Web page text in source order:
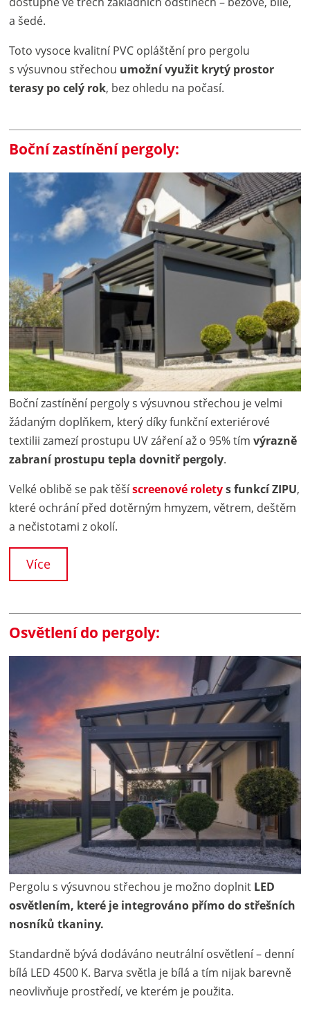
a šedé.
Toto vysoce kvalitní PVC opláštění pro pergolu
s výsuvnou střechou umožní využit krytý prostor
terasy po celý rok, bez ohledu na počasí.
Boční zastínění pergoly:
Boční zastínění pergoly s výsuvnou střechou je velmi
žádaným doplňkem, který díky funkční exteriérové
textilii zamezí prostupu UV záření až o 95% tímvýrazně
zabraní prostupu tepla dovnitř pergoly.
Velké oblibě se pak těšíscreenové roletys funkcí ZIPU,
které ochrání před dotěrným hmyzem, větrem, deštěm
a nečistotami z okolí.
Více
Osvětlení do pergoly:
Pergolu s výsuvnou střechou je možno doplnit LED
osvětlením, které je integrováno přímo do střešních
nosníků tkaniny.
Standardně bývá dodáváno neutrální osvětlení – denní
bílá LED 4500 K. Barva světla je bílá a tím nijak barevně
neovlivňuje prostředí, ve kterém je použita.